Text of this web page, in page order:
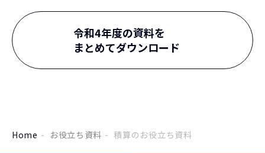
令和4年度の資料を
まとめてダウンロード
Home お役立ち資料 積算のお役立ち資料